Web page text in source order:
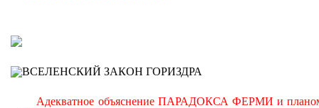
ВСЕЛЕНСКИЙ ЗАКОН ГОРИЗДРА
Адекватное объяснение ПАРАДОКСА ФЕРМИ и